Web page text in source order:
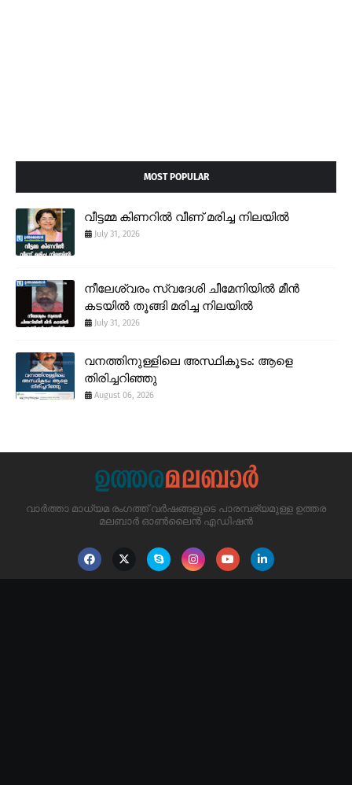
MOST POPULAR
വീട്ടമ്മ കിണറിൽ വീണ് മരിച്ച നിലയിൽ
July 31, 2026
നീലേശ്വരം സ്വദേശി ചീമേനിയിൽ മീൻ
കടയിൽ തൂങ്ങി മരിച്ച നിലയിൽ
July 31, 2026
വനത്തിനുള്ളിലെ അസ്ഥികൂടം: ആളെ
തിരിച്ചറിഞ്ഞു
August 06, 2026
വാർത്താ മാധ്യമ രംഗത്ത് വർഷങ്ങളുടെ പാരമ്പര്യമുള്ള ഉത്തര
മലബാർ ഓൺലൈൻ എഡിഷൻ